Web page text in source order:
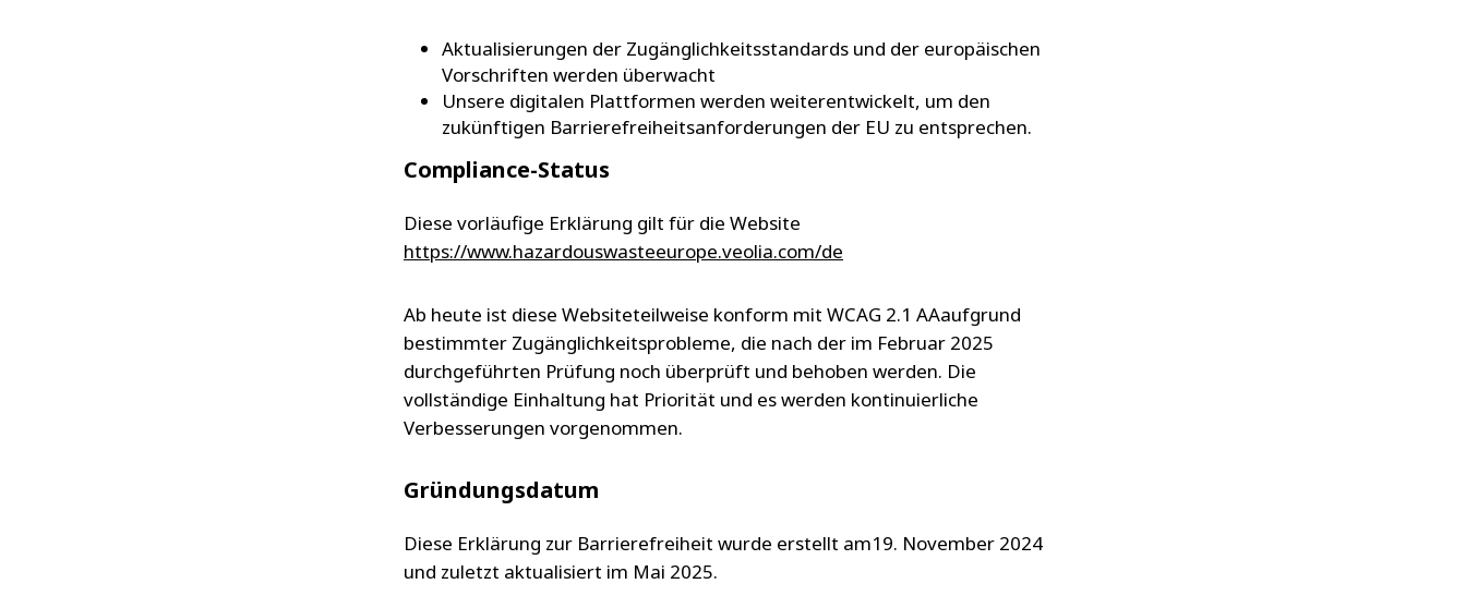
Aktualisierungen der Zugänglichkeitsstandards und der europäischen
Vorschriften werden überwacht
Unsere digitalen Plattformen werden weiterentwickelt, um den
zukünftigen Barrierefreiheitsanforderungen der EU zu entsprechen.
Compliance-Status
Diese vorläufige Erklärung gilt für die Website
https://www.hazardouswasteeurope.veolia.com/de
Ab heute ist diese Websiteteilweise konform mit WCAG 2.1 AAaufgrund
bestimmter Zugänglichkeitsprobleme, die nach der im Februar 2025
durchgeführten Prüfung noch überprüft und behoben werden. Die
vollständige Einhaltung hat Priorität und es werden kontinuierliche
Verbesserungen vorgenommen.
Gründungsdatum
Diese Erklärung zur Barrierefreiheit wurde erstellt am19. November 2024
und zuletzt aktualisiert im Mai 2025.